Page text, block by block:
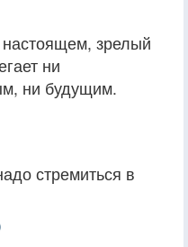
зрелый
ни
ни будущим.
стремиться в